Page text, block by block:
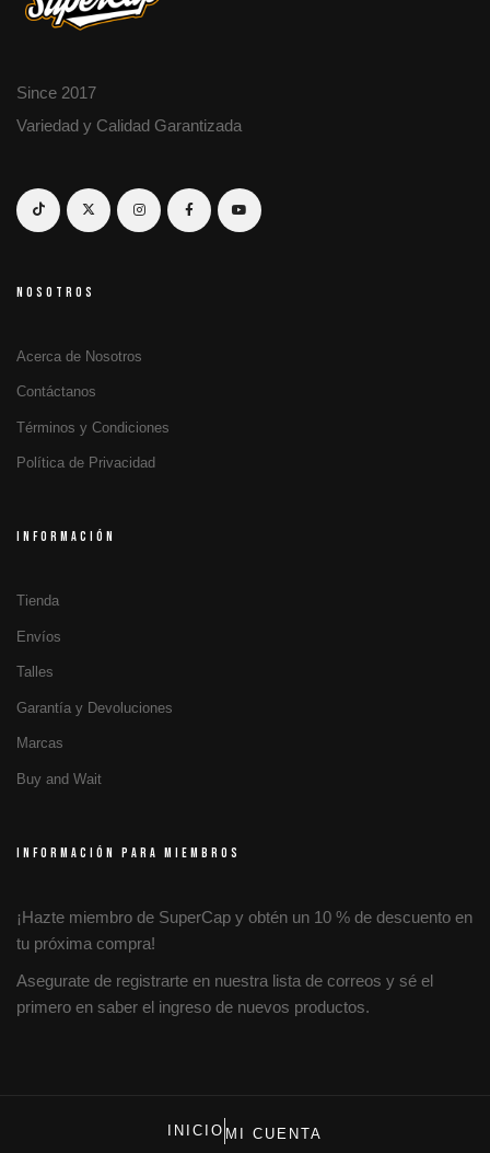
Since 2017
Variedad y Calidad Garantizada
NOSOTROS
Acerca de Nosotros
Contáctanos
Términos y Condiciones
Política de Privacidad
INFORMACIÓN
Tienda
Envíos
Talles
Garantía y Devoluciones
Marcas
Buy and Wait
INFORMACIÓN PARA MIEMBROS
¡Hazte miembro de SuperCap y obtén un 10 % de descuento en
tu próxima compra!
Asegurate de registrarte en nuestra lista de correos y sé el
primero en saber el ingreso de nuevos productos.
INICIO MI CUENTA